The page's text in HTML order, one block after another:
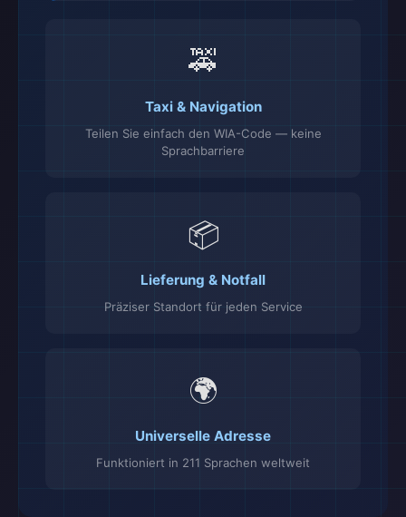
🚕
Taxi & Navigation
Teilen Sie einfach den WIA-Code — keine
Sprachbarriere
📦
Lieferung & Notfall
Präziser Standort für jeden Service
🌍
Universelle Adresse
Funktioniert in 211 Sprachen weltweit